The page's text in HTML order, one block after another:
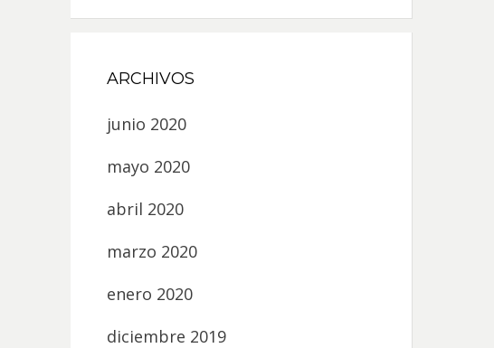
ARCHIVOS
junio 2020
mayo 2020
abril 2020
marzo 2020
enero 2020
diciembre 2019